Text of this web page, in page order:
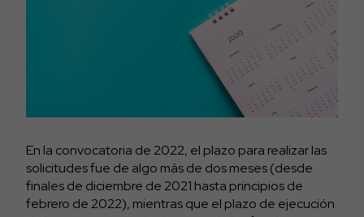
En la convocatoria de 2022, el plazo para realizar las
solicitudes fue de algo más de dos meses (desde
finales de diciembre de 2021 hasta principios de
febrero de 2022), mientras que el plazo de ejecución